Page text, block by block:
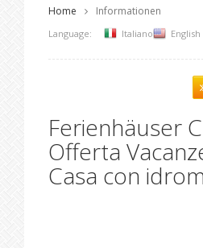
Home Informationen
Language: Italiano English
Ferienhäuser
Offerta
Casa con